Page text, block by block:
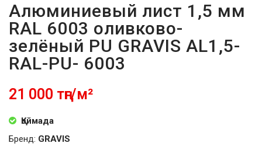
Алюминиевый лист 1,5 мм
RAL 6003 оливково-
зелёный PU GRAVIS AL1,5-
RAL-PU- 6003
21 000 тңг/м²
Қоймада
Бренд: GRAVIS